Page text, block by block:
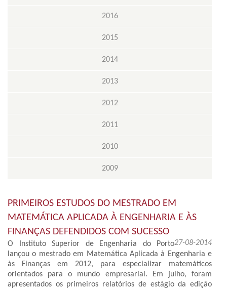
2016
2015
2014
2013
2012
2011
2010
2009
PRIMEIROS ESTUDOS DO MESTRADO EM
MATEMÁTICA APLICADA À ENGENHARIA E ÀS
FINANÇAS DEFENDIDOS COM SUCESSO
27-08-2014
O Instituto Superior de Engenharia do Porto
lançou o mestrado em Matemática Aplicada à Engenharia e
às Finanças em 2012, para especializar matemáticos
orientados para o mundo empresarial. Em julho, foram
apresentados os primeiros relatórios de estágio da edição